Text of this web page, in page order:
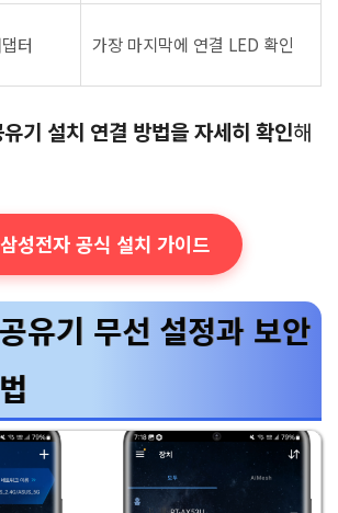
터 가장 마지막에 연결 LED 확인
유기 설치 연결 방법을 자세히 확인해
성전자 공식 설치 가이드
유기 무선 설정과 보안